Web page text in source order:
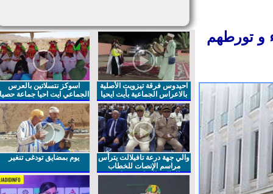
و تورطهم
احيدوس فرقة تيزويت الأصلية
بالاعراس الجماعية بأيت ايحيا
اسوكز نتسلاتين بالعرس
الجماعي ايت احيا جماعة حصيا
والي جهة درعة تافيلالت يترأس
مراسم الإنصات للخطاب
الملكي السامي بمناسبة
يوم بمضايق تودغى تنغير